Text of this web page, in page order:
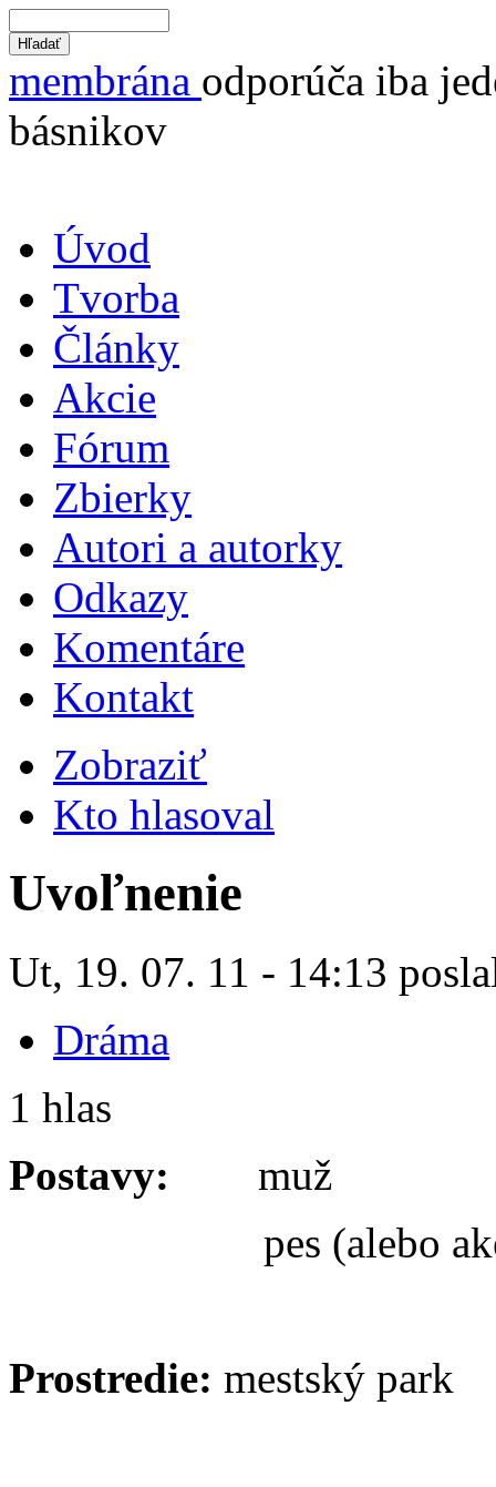
membrána odporúča iba
básnikov
Úvod
Tvorba
Články
Akcie
Fórum
Zbierky
Autori a autorky
Odkazy
Komentáre
Kontakt
Zobraziť
Kto hlasoval
Uvoľnenie
Ut, 19. 07. 11 - 14:13
Dráma
1 hlas
Postavy: muž
pes (alebo
Prostredie: mestský park